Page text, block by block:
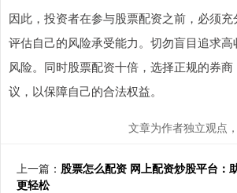
因此，投资者在参与股票配资之前，必须
评估自己的风险承受能力。切勿盲目追求
风险。同时股票配资十倍，选择正规的券
议，以保障自己的合法权益。
文章为作者独立观点
上一篇： 股票怎么配资 网上配资炒股平台：
更轻松